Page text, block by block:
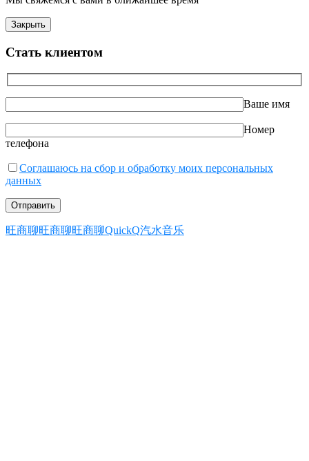
Закрыть
Стать клиентом
Ваше имя
Номер
телефона
Соглашаюсь на сбор и обработку моих персональных
данных
旺商聊旺商聊旺商聊QuickQ汽水音乐